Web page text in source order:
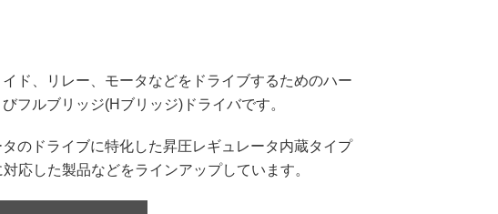
ド、リレー、モータなどをドライブするためのハー
フルブリッジ(Hブリッジ)ドライバです。
のドライブに特化した昇圧レギュレータ内蔵タイプ
応した製品などをラインアップしています。